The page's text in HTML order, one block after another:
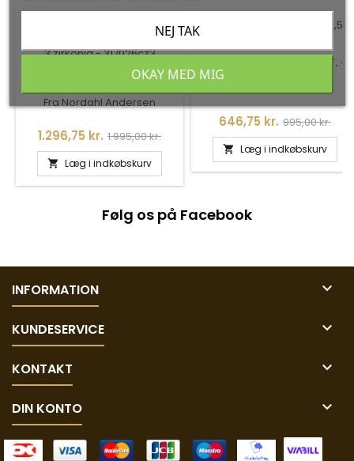
CREOLER I 8KT. MED
BLOMSTERVEDHÆNG
FORMET AF 3 ZIRKONIA -
Fra Nordahl Andersen
Pris
1.296,75 kr. Normalpris
1.995,00 kr.
 Læg i indkøbskurv
GULD ØRECREOLER 8 KT. -
Pris
646,75 kr. Normalpris
995,00 kr.
 Læg i indkøbskurv
Følg os på Facebook
INFORMATION 
KUNDESERVICE 
KONTAKT 
DIN KONTO 
NEJ TAK
OKAY MED MIG